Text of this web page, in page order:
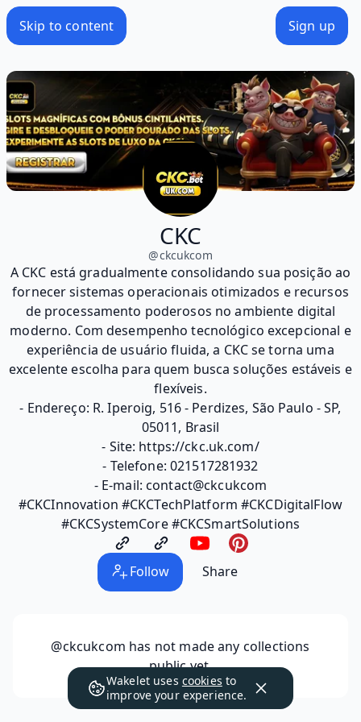
Skip to content Sign up
CKC
@ckcukcom
A CKC está gradualmente consolidando sua posição ao
fornecer sistemas operacionais otimizados e recursos
de processamento poderosos no ambiente digital
moderno. Com desempenho tecnológico excepcional e
experiência de usuário fluida, a CKC se torna uma
excelente escolha para quem busca soluções estáveis ​​e
flexíveis.
- Endereço: R. Iperoig, 516 - Perdizes, São Paulo - SP,
05011, Brasil
- Site: https://ckc.uk.com/
- Telefone: 021517281932
- E-mail: contact@ckcukcom
#CKCInnovation #CKCTechPlatform #CKCDigitalFlow
#CKCSystemCore #CKCSmartSolutions
Follow Share
@ckcukcom has not made any collections
public yet.
Wakelet uses cookies to
improve your experience.